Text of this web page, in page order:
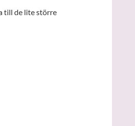
till de lite större